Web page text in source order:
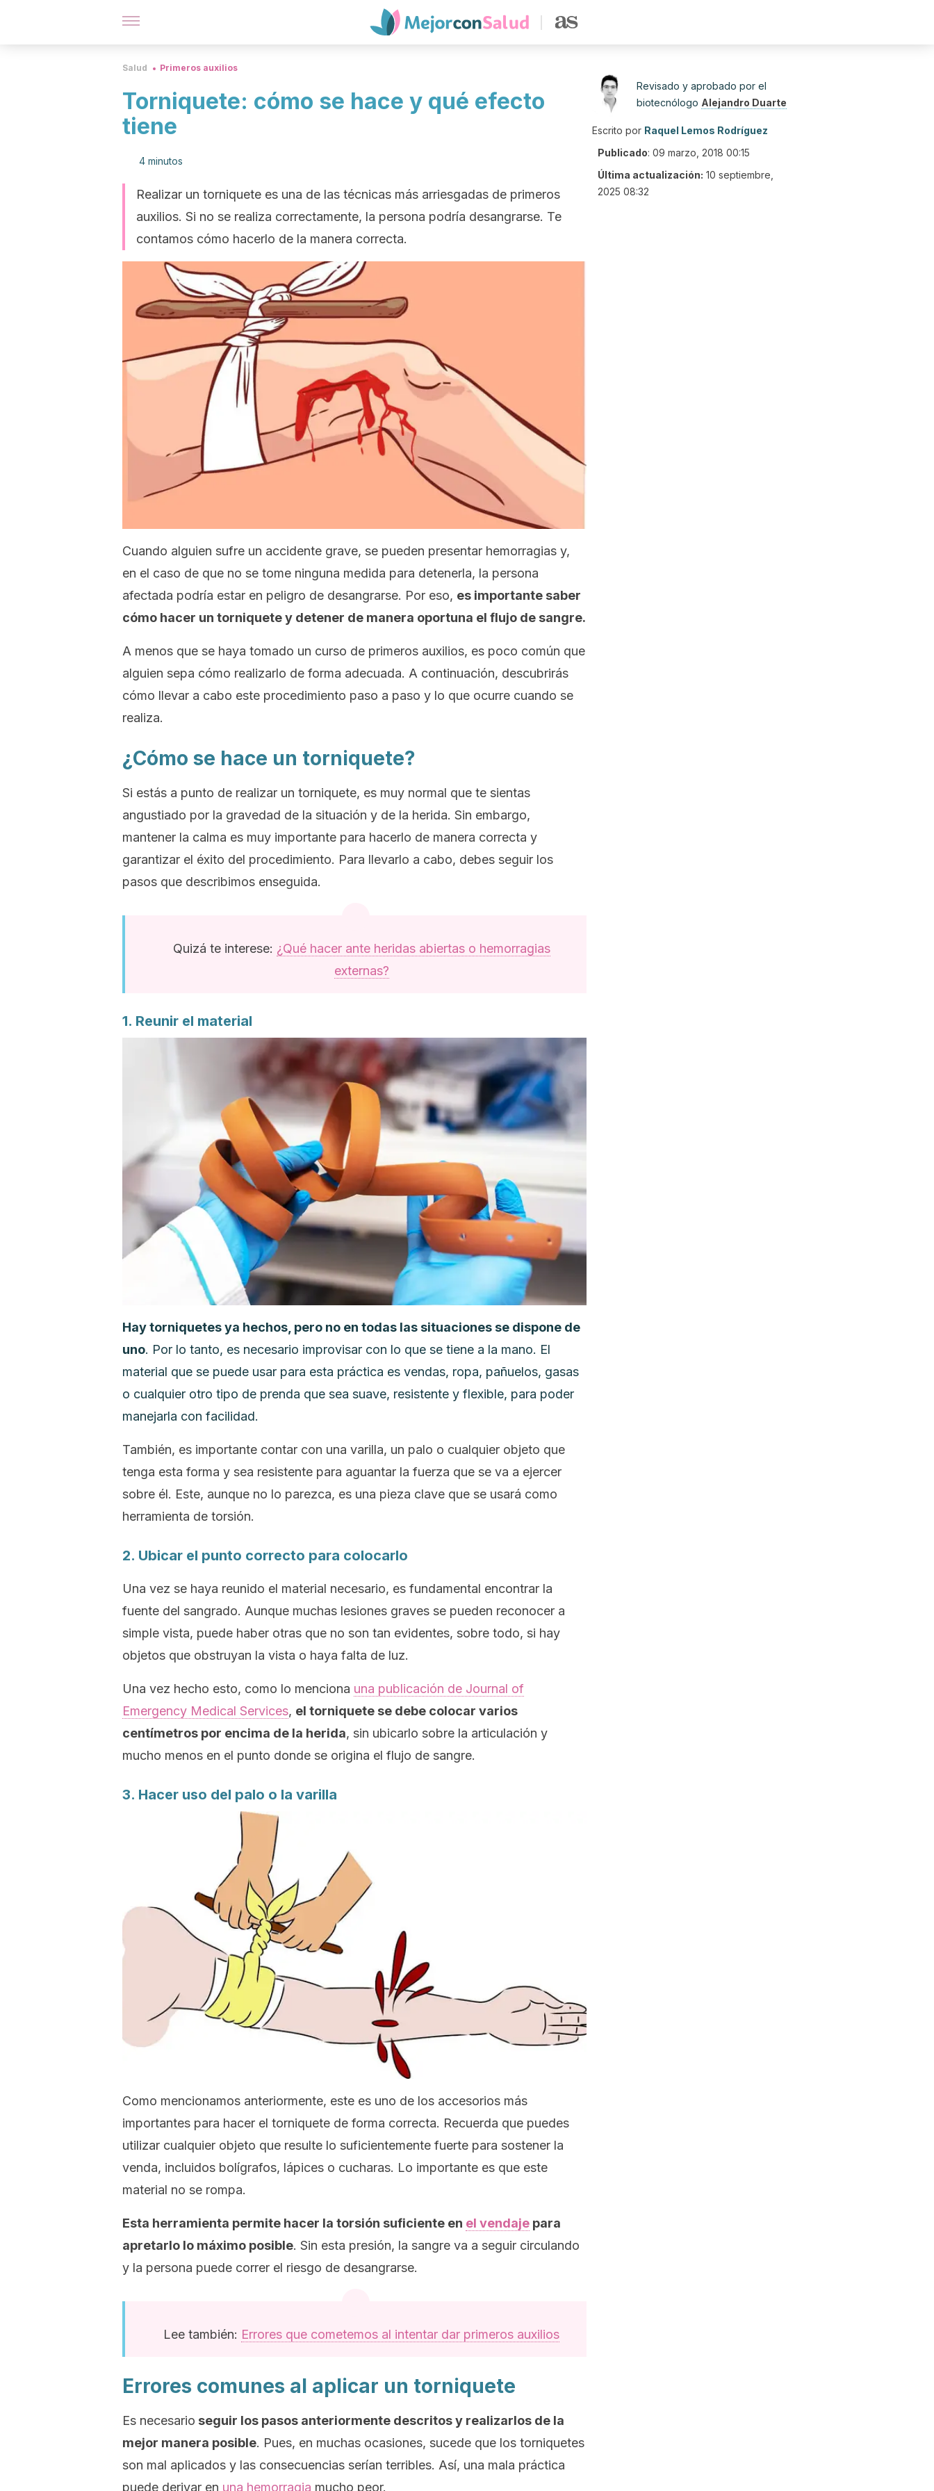
Salud Primeros auxilios
Torniquete: cómo se hace y qué efecto
tiene
4 minutos
Realizar un torniquete es una de las técnicas más arriesgadas de primeros
auxilios. Si no se realiza correctamente, la persona podría desangrarse. Te
contamos cómo hacerlo de la manera correcta.
Cuando alguien sufre un accidente grave, se pueden presentar hemorragias y,
en el caso de que no se tome ninguna medida para detenerla, la persona
afectada podría estar en peligro de desangrarse. Por eso, es importante saber
cómo hacer un torniquete y detener de manera oportuna el flujo de sangre.
A menos que se haya tomado un curso de primeros auxilios, es poco común que
alguien sepa cómo realizarlo de forma adecuada. A continuación, descubrirás
cómo llevar a cabo este procedimiento paso a paso y lo que ocurre cuando se
realiza.
¿Cómo se hace un torniquete?
Si estás a punto de realizar un torniquete, es muy normal que te sientas
angustiado por la gravedad de la situación y de la herida. Sin embargo,
mantener la calma es muy importante para hacerlo de manera correcta y
garantizar el éxito del procedimiento. Para llevarlo a cabo, debes seguir los
pasos que describimos enseguida.
Quizá te interese: ¿Qué hacer ante heridas abiertas o hemorragias
externas?
1. Reunir el material
Hay torniquetes ya hechos, pero no en todas las situaciones se dispone de
uno. Por lo tanto, es necesario improvisar con lo que se tiene a la mano. El
material que se puede usar para esta práctica es vendas, ropa, pañuelos, gasas
o cualquier otro tipo de prenda que sea suave, resistente y flexible, para poder
manejarla con facilidad.
También, es importante contar con una varilla, un palo o cualquier objeto que
tenga esta forma y sea resistente para aguantar la fuerza que se va a ejercer
sobre él. Este, aunque no lo parezca, es una pieza clave que se usará como
herramienta de torsión.
2. Ubicar el punto correcto para colocarlo
Una vez se haya reunido el material necesario, es fundamental encontrar la
fuente del sangrado. Aunque muchas lesiones graves se pueden reconocer a
simple vista, puede haber otras que no son tan evidentes, sobre todo, si hay
objetos que obstruyan la vista o haya falta de luz.
Una vez hecho esto, como lo menciona una publicación de Journal of
Emergency Medical Services, el torniquete se debe colocar varios
centímetros por encima de la herida, sin ubicarlo sobre la articulación y
mucho menos en el punto donde se origina el flujo de sangre.
3. Hacer uso del palo o la varilla
Como mencionamos anteriormente, este es uno de los accesorios más
importantes para hacer el torniquete de forma correcta. Recuerda que puedes
utilizar cualquier objeto que resulte lo suficientemente fuerte para sostener la
venda, incluidos bolígrafos, lápices o cucharas. Lo importante es que este
material no se rompa.
Esta herramienta permite hacer la torsión suficiente en el vendaje para
apretarlo lo máximo posible. Sin esta presión, la sangre va a seguir circulando
y la persona puede correr el riesgo de desangrarse.
Lee también: Errores que cometemos al intentar dar primeros auxilios
Errores comunes al aplicar un torniquete
Es necesario seguir los pasos anteriormente descritos y realizarlos de la
mejor manera posible. Pues, en muchas ocasiones, sucede que los torniquetes
son mal aplicados y las consecuencias serían terribles. Así, una mala práctica
puede derivar en una hemorragia mucho peor.
Revisado y aprobado por el
biotecnólogo Alejandro Duarte
Escrito por Raquel Lemos Rodríguez
Publicado: 09 marzo, 2018 00:15
Última actualización: 10 septiembre,
2025 08:32